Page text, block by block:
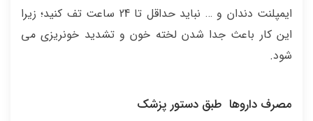
ایمپلنت دندان و … نباید حداقل تا 24 ساعت تف کنید؛ زیرا
این کار باعث جدا شدن لخته خون و تشدید خونریزی می
شود.
مصرف داروها طبق دستور پزشک